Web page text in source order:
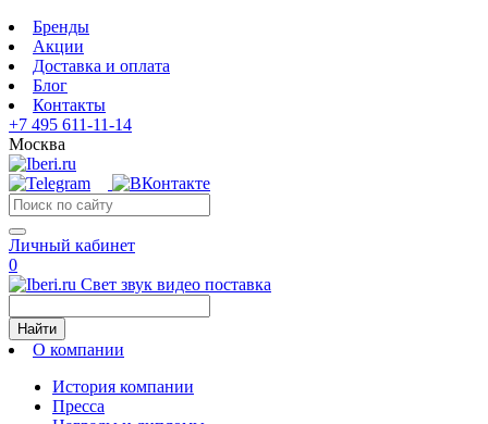
Бренды
Акции
Доставка и оплата
Блог
Контакты
+7 495 611-11-14
Москва
Личный кабинет
0
Свет звук видео поставка
Найти
О компании
История компании
Пресса